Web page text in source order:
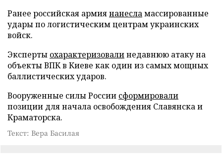
Ранее российская армиянанесламассированные
удары по логистическим центрам украинских
войск.
Эксперты охарактеризовалинедавнюю атаку на
объекты ВПК в Киеве как один из самых мощных
баллистических ударов.
Вооруженные силы России сформировали
позиции для начала освобождения Славянска и
Краматорска.
Текст: Вера Басилая